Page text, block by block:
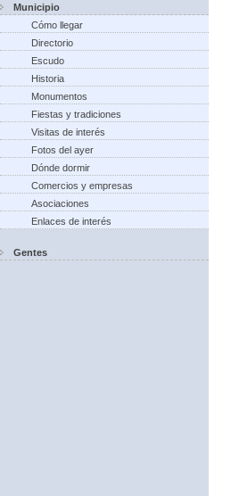
Municipio
Cómo llegar
Directorio
Escudo
Historia
Monumentos
Fiestas y tradiciones
Visitas de interés
Fotos del ayer
Dónde dormir
Comercios y empresas
Asociaciones
Enlaces de interés
Gentes